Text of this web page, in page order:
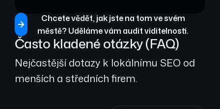
Chcete vědět, jak jste na tom ve svém
městě? Uděláme vám audit viditelnosti.
Často kladené otázky (FAQ)
Nejčastější dotazy k lokálnímu SEO od
menších a středních firem.